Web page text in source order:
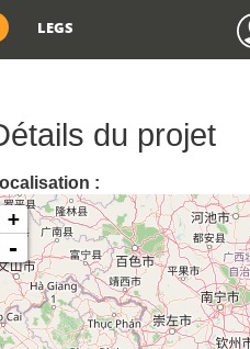
LEGS
du projet
:
+
-